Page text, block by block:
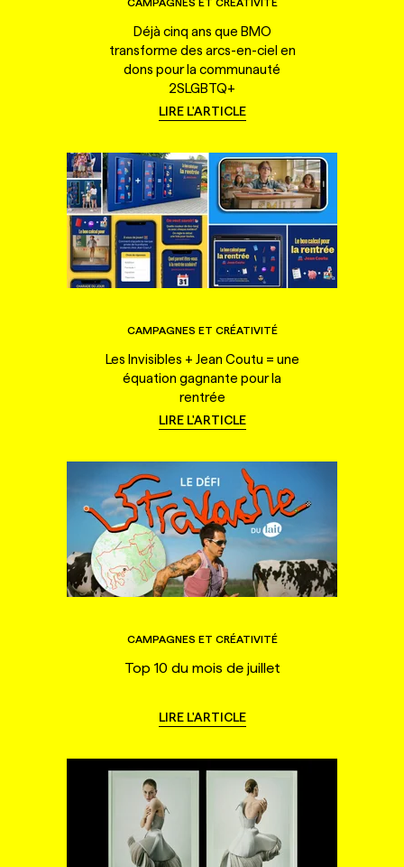
CAMPAGNES ET CRÉATIVITÉ
Déjà cinq ans que BMO
transforme des arcs-en-ciel en
dons pour la communauté
2SLGBTQ+
LIRE L'ARTICLE
CAMPAGNES ET CRÉATIVITÉ
Les Invisibles + Jean Coutu = une
équation gagnante pour la
rentrée
LIRE L'ARTICLE
CAMPAGNES ET CRÉATIVITÉ
Top 10 du mois de juillet
LIRE L'ARTICLE